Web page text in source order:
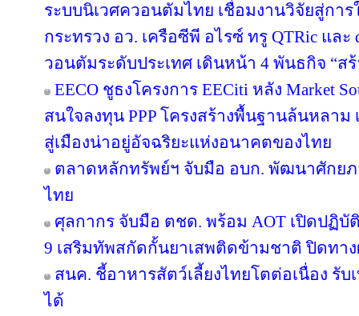
ระบบนิเวศควอนตัมไทย เชื่อมงานวิจัยสู่กา
กระทรวง อว. เครือซีพี อไรซ์ ทรู QTRic แล
วอนตัมระดับประเทศ เดินหน้า 4 พันธกิจ “สร้
EECO ชูธงโครงการ EECiti หลัง Market
สนใจลงทุน PPP โครงสร้างพื้นฐานล้นหลา
สู่เมืองน่าอยู่อัจฉริยะแห่งอนาคตของไทย
ตลาดหลักทรัพย์ฯ จับมือ อบก. พัฒนาศักย
ไทย
ศุลกากร จับมือ ตชด. พร้อม AOT เปิดปฏิบัติ
9 เสริมทัพสกัดกั้นยาเสพติดข้ามชาติ ปิดท
สนค. ชี้อาหารสัตว์เลี้ยงไทยโตต่อเนื่อง รั
ได้